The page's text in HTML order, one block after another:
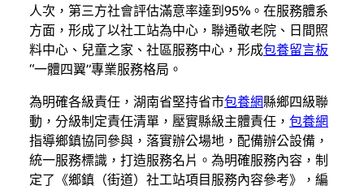
人次，第三方社會評估滿意率達到95%。在服務體系
方面，形成了以社工站為中心，聯通敬老院、日間照
料中心、兒童之家、社區服務中心，形成包養留言板
“一體四翼”專業服務格局。
為明確各級責任，湖南省堅持省市包養網縣鄉四級聯
動，分級制定責任清單，壓實縣級主體責任， 包養網
指導鄉鎮協同參與，落實辦公場地，配備辦公設備，
統一服務標識，打造服務名片。為明確服務內容，制
定了《鄉鎮（街道）社工站項目服務內容參考》，編